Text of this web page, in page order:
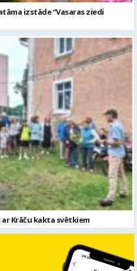
izstāde “Vasaras ziedi
Krāču kakta svētkiem